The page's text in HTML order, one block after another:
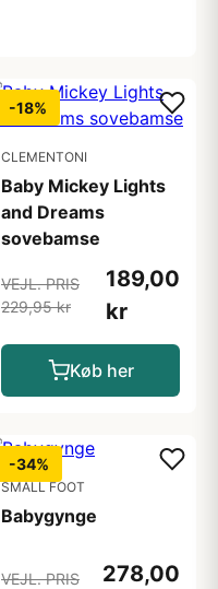
-18%
CLEMENTONI
Baby Mickey Lights
and Dreams
sovebamse
VEJL. PRIS
229,95 kr
189,00
kr
Køb her
-34%
SMALL FOOT
Babygynge
VEJL. PRIS
278,00